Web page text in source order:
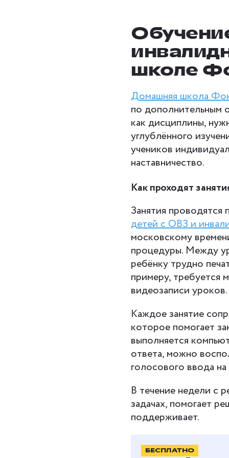
школе
Домашняя школа
по дополнительным
как дисциплины,
углублённого
учеников
наставничество.
Как проходят
Занятия
детей с ОВЗ и
московскому
процедуры. Между
ребёнку трудно
примеру, требуется
видеозаписи уроков.
Каждое занятие
которое помогает
выполняется
ответа, можно
голосового ввода
В течение недели с
задачах, помогает
поддерживает.
БЕСПЛАТНО
Как поступить